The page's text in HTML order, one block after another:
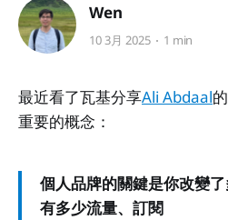
Wen
10 3月 2025 1 min
最近看了瓦基分享Ali Abdaal
重要的概念：
個人品牌的關鍵是你改變
有多少流量、訂閱